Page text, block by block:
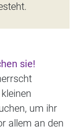
sie!
um ihr
allem an den